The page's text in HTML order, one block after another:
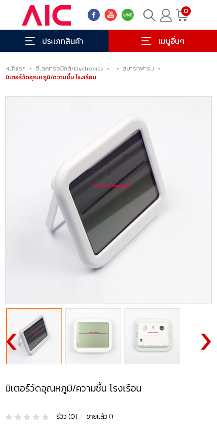
0
ประเภทสินค้า เมนูอื่นๆ
หน้าแรก • อิเลคทรอนิกส์/Electronics • • สมาร์ทฟาร์ม •
มิเตอร์วัดอุณหภูมิ/ความชื้น โรงเรือน
มิเตอร์วัดอุณหภูมิ/ความชื้น โรงเรือน
รีวิว (0) | ขายแล้ว ()